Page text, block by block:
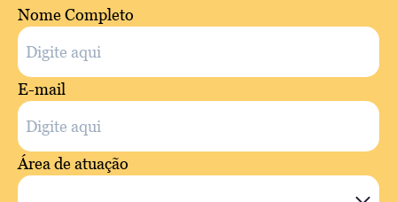
Nome Completo
E-mail
Área de atuação